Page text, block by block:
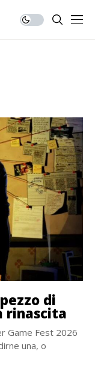
di
rinascita
Game Fest 2026
una, o